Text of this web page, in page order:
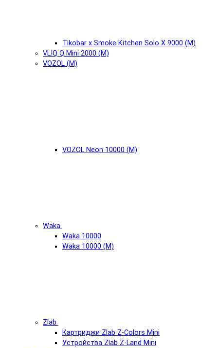
Tikobar x Smoke Kitchen Solo X 9000 (М)
VLIQ Q Mini 2000 (М)
VOZOL (М)
VOZOL Neon 10000 (М)
Waka
Waka 10000
Waka 10000 (М)
Zlab
Картриджи Zlab Z-Colors Mini
Устройства Zlab Z-Land Mini